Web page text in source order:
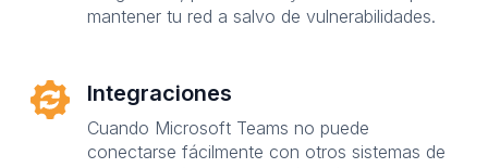
mantener tu red a salvo de vulnerabilidades.
Integraciones
Cuando Microsoft Teams no puede
conectarse fácilmente con otros sistemas de